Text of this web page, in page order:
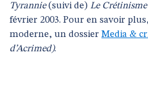
Tyrannie(suivi de) Le
février 2003. Pour en savoir
moderne, un dossier Media &
d’Acrimed).